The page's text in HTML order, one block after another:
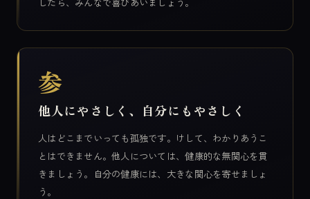
参
他人にやさしく、自分にもやさしく
人はどこまでいっても孤独です。けして、わかりあうこ
とはできません。他人については、健康的な無関心を貫
きましょう。自分の健康には、大きな関心を寄せましょ
う。